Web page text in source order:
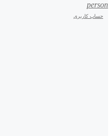
person
حساب کاربری